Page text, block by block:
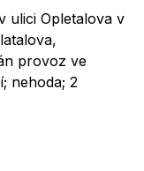
v ulici Opletalova v
provoz ve
nehoda; 2